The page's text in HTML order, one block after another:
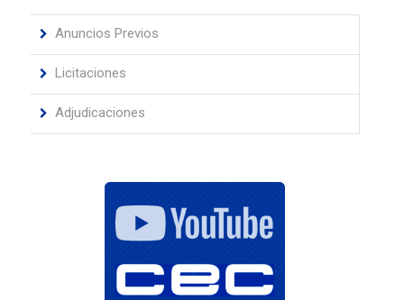
Anuncios Previos
Licitaciones
Adjudicaciones